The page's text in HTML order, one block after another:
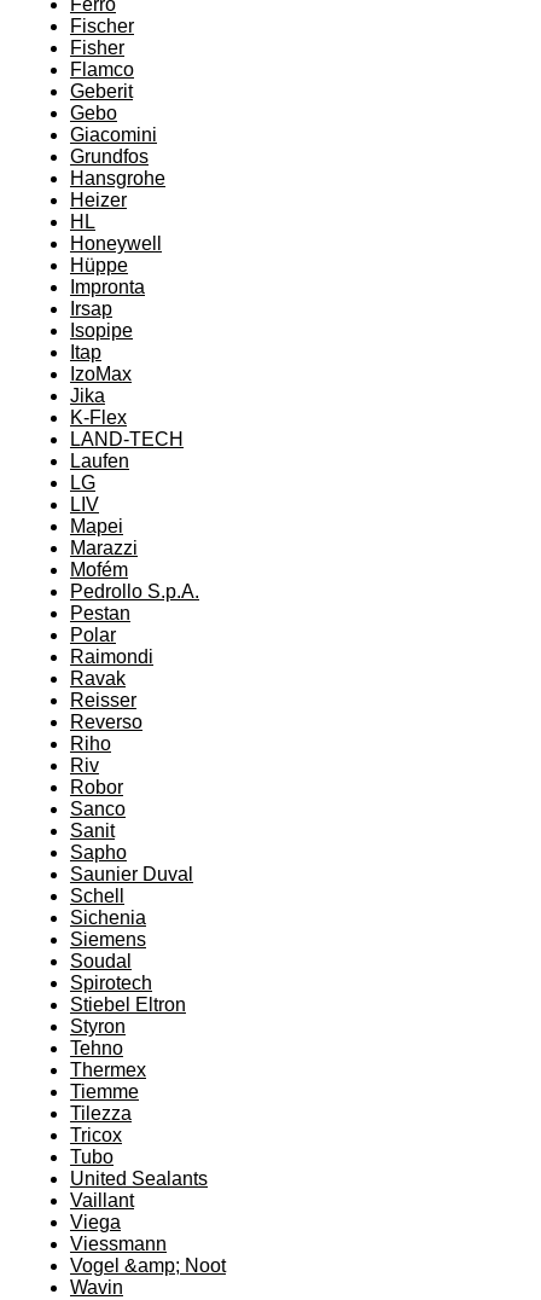
Ferro
Fischer
Fisher
Flamco
Geberit
Gebo
Giacomini
Grundfos
Hansgrohe
Heizer
HL
Honeywell
Hüppe
Impronta
Irsap
Isopipe
Itap
IzoMax
Jika
K-Flex
LAND-TECH
Laufen
LG
LIV
Mapei
Marazzi
Mofém
Pedrollo S.p.A.
Pestan
Polar
Raimondi
Ravak
Reisser
Reverso
Riho
Riv
Robor
Sanco
Sanit
Sapho
Saunier Duval
Schell
Sichenia
Siemens
Soudal
Spirotech
Stiebel Eltron
Styron
Tehno
Thermex
Tiemme
Tilezza
Tricox
Tubo
United Sealants
Vaillant
Viega
Viessmann
Vogel &amp; Noot
Wavin